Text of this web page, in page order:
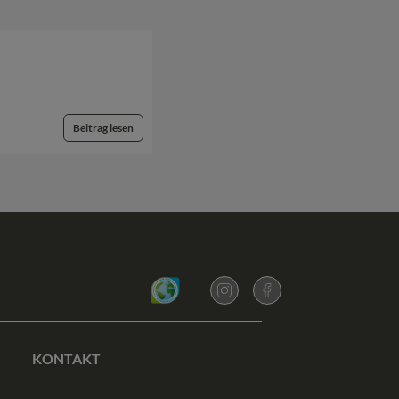
Beitrag lesen
KONTAKT